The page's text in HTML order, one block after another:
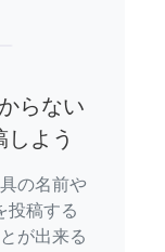
らない
よう
の名前や
投稿する
が出来る